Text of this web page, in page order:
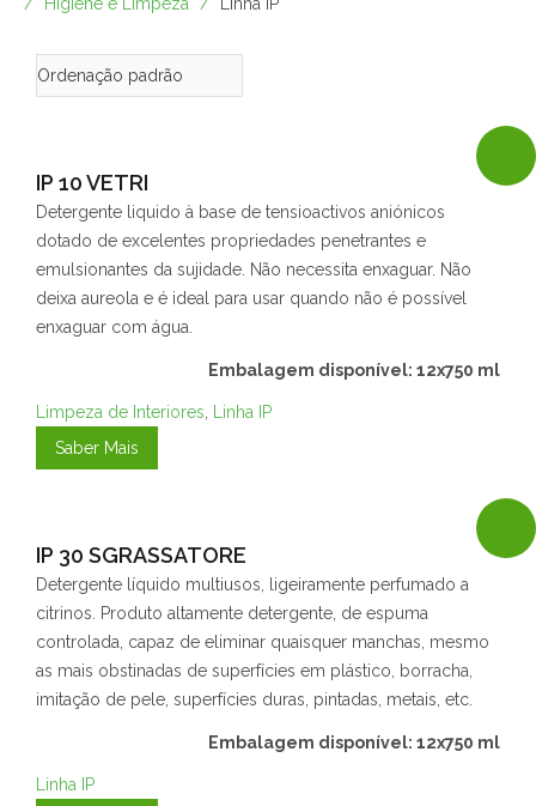
IP 10 VETRI
Detergente liquido à base de tensioactivos aniónicos
dotado de excelentes propriedades penetrantes e
emulsionantes da sujidade. Não necessita enxaguar. Não
deixa aureola e é ideal para usar quando não é possível
enxaguar com água.
Embalagem disponível: 12x750 ml
Limpeza de Interiores
Linha IP
Saber Mais
IP 30 SGRASSATORE
Detergente líquido multiusos, ligeiramente perfumado a
citrinos. Produto altamente detergente, de espuma
controlada, capaz de eliminar quaisquer manchas, mesmo
as mais obstinadas de superfícies em plástico, borracha,
imitação de pele, superfícies duras, pintadas, metais, etc.
Embalagem disponível: 12x750 ml
Linha IP